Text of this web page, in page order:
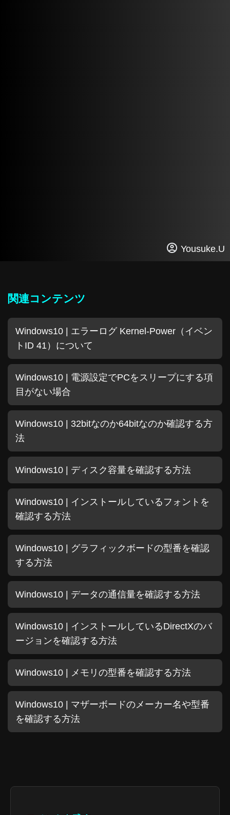
Yousuke.U
関連コンテンツ
Windows10 | エラーログ Kernel-Power（イベン
トID 41）について
Windows10 | 電源設定でPCをスリープにする項
目がない場合
Windows10 | 32bitなのか64bitなのか確認する方
法
Windows10 | ディスク容量を確認する方法
Windows10 | インストールしているフォントを
確認する方法
Windows10 | グラフィックボードの型番を確認
する方法
Windows10 | データの通信量を確認する方法
Windows10 | インストールしているDirectXのバ
ージョンを確認する方法
Windows10 | メモリの型番を確認する方法
Windows10 | マザーボードのメーカー名や型番
を確認する方法